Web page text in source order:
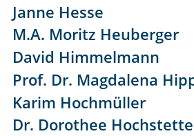
Janne Hesse
M.A. Moritz Heuberger
David Himmelmann
Prof. Dr. Magdalena
Karim Hochmüller
Dr. Dorothee